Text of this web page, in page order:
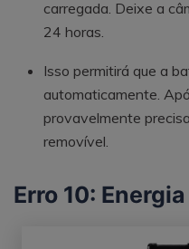
carregada. Deixe a
24 horas.
Isso permitirá que a
automaticamente.
provavelmente
removível.
Erro 10: